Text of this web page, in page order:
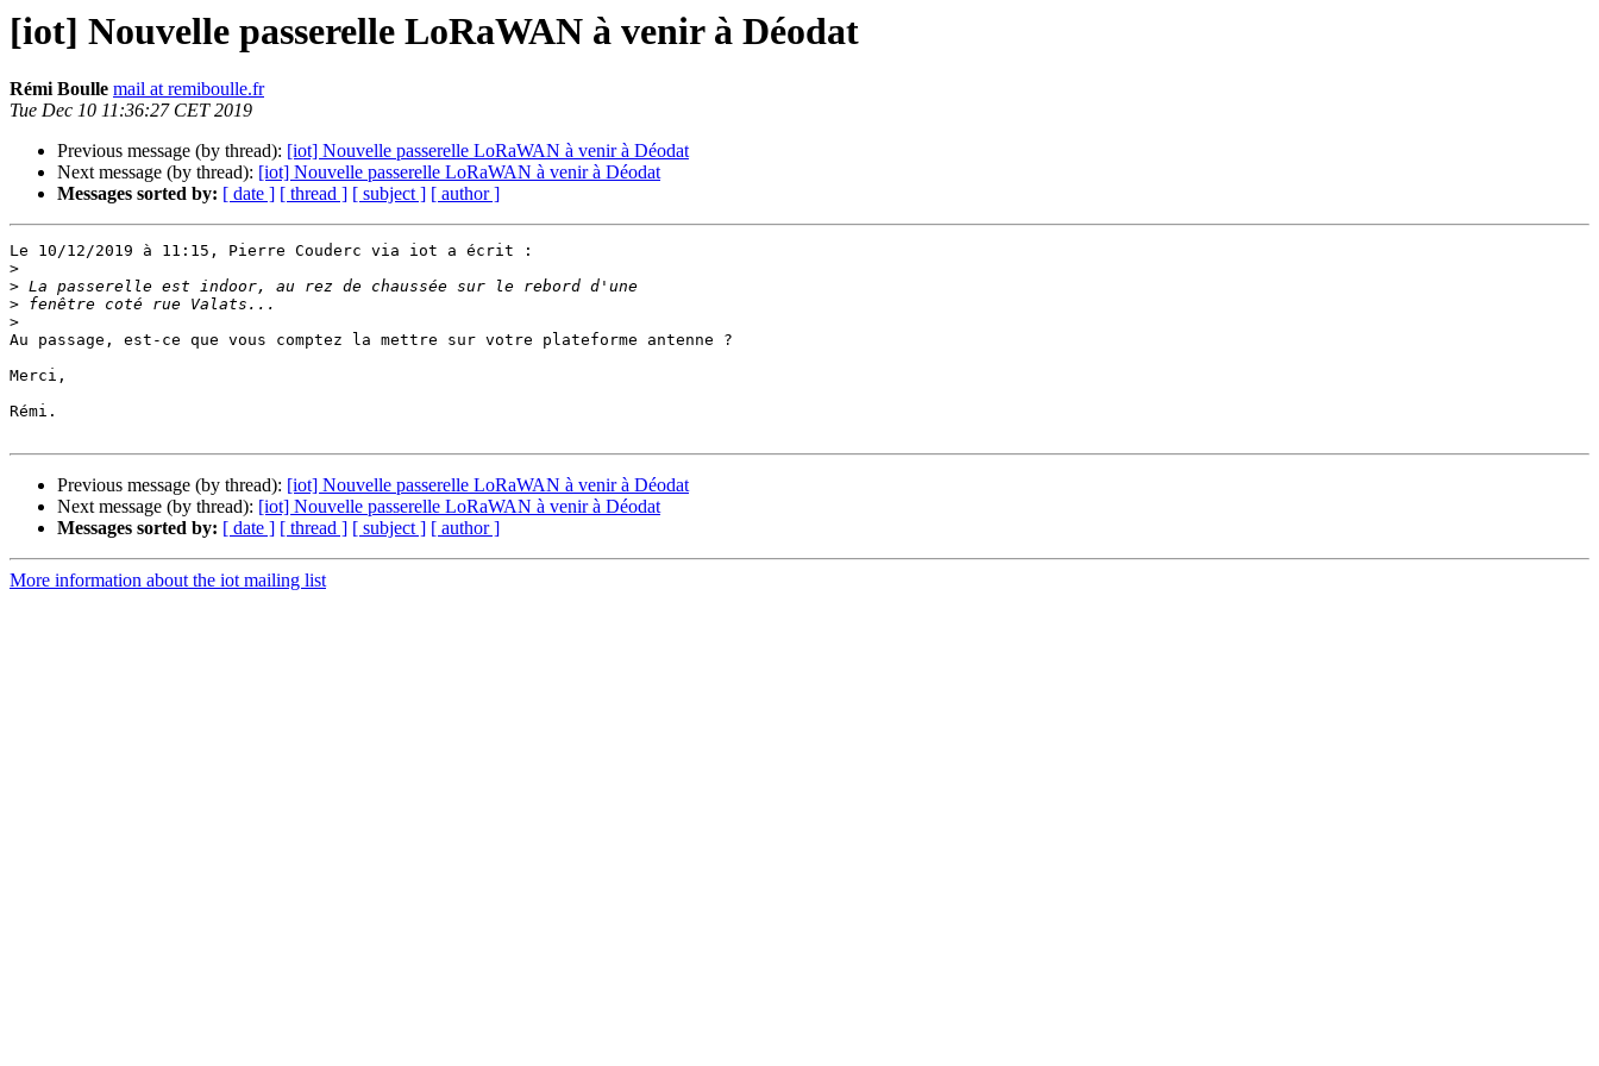
[iot] Nouvelle passerelle LoRaWAN à venir à Déodat
Rémi Boulle mail at remiboulle.fr
Tue Dec 10 11:36:27 CET 2019
Previous message (by thread): [iot] Nouvelle passerelle LoRaWAN à venir à Déodat
Next message (by thread): [iot] Nouvelle passerelle LoRaWAN à venir à Déodat
Messages sorted by: [ date ] [ thread ] [ subject ] [ author ]
Le 10/12/2019 à 11:15, Pierre Couderc via iot a écrit :
>
>
>
>
Au passage, est-ce que vous comptez la mettre sur votre plateforme antenne ?
Merci,
Rémi.
Previous message (by thread): [iot] Nouvelle passerelle LoRaWAN à venir à Déodat
Next message (by thread): [iot] Nouvelle passerelle LoRaWAN à venir à Déodat
Messages sorted by: [ date ] [ thread ] [ subject ] [ author ]
More information about the iot mailing list